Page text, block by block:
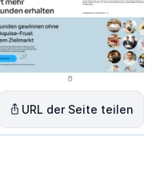
URL der Seite teilen